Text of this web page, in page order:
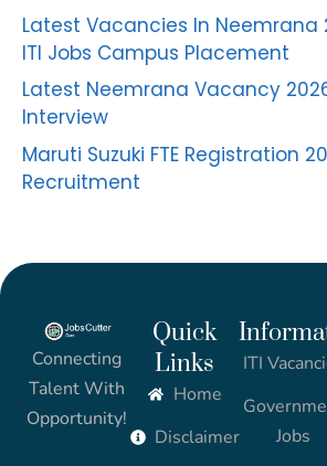
Latest Vacancies In Neemrana
ITI Jobs Campus Placement
Latest Neemrana Vacancy
Interview
Maruti Suzuki FTE Registration
Recruitment
Connecting
Talent With
Opportunity!
Quick
Links
Home
Disclaimer
ITI
Jobs